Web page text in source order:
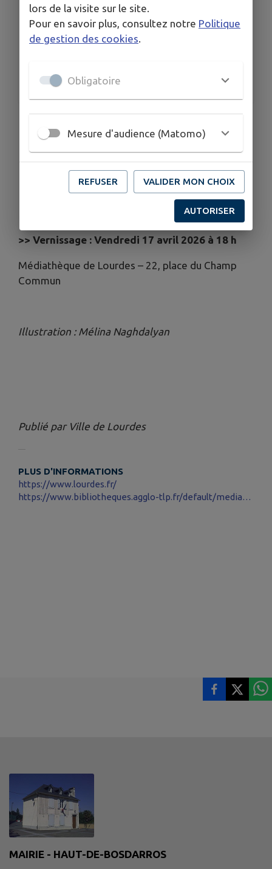
DATES
Du ven. 10 avr. au sam. 6 juin
HORAIRES
Entrée gratuite
L’animal dans l’art – mythe et réalité
Restitution de l’Atelier Municipal des Arts
>> Vernissage : Vendredi 17 avril 2026 à 18 h
Médiathèque de Lourdes – 22, place du Champ
Commun
Illustration : Mélina Naghdalyan
Publié par Ville de Lourdes
PLUS D'INFORMATIONS
https://www.lourdes.fr/
https://www.bibliotheques.agglo-tlp.fr/default/mediatheque-de-lourdes.aspx
MAIRIE - HAUT-DE-BOSDARROS
lors de la visite sur le site.
Pour en savoir plus, consultez notre Politique
de gestion des cookies.
Obligatoire
Mesure d'audience (Matomo)
REFUSER VALIDER MON CHOIX
AUTORISER